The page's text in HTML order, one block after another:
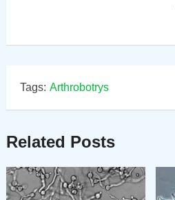
Tags: Arthrobotrys
Related Posts